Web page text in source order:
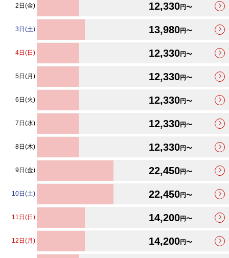
2日(金) 12,330円〜
3日(土) 13,980円〜
4日(日) 12,330円〜
5日(月) 12,330円〜
6日(火) 12,330円〜
7日(水) 12,330円〜
8日(木) 12,330円〜
9日(金) 22,450円〜
10日(土) 22,450円〜
11日(日) 14,200円〜
12日(月) 14,200円〜